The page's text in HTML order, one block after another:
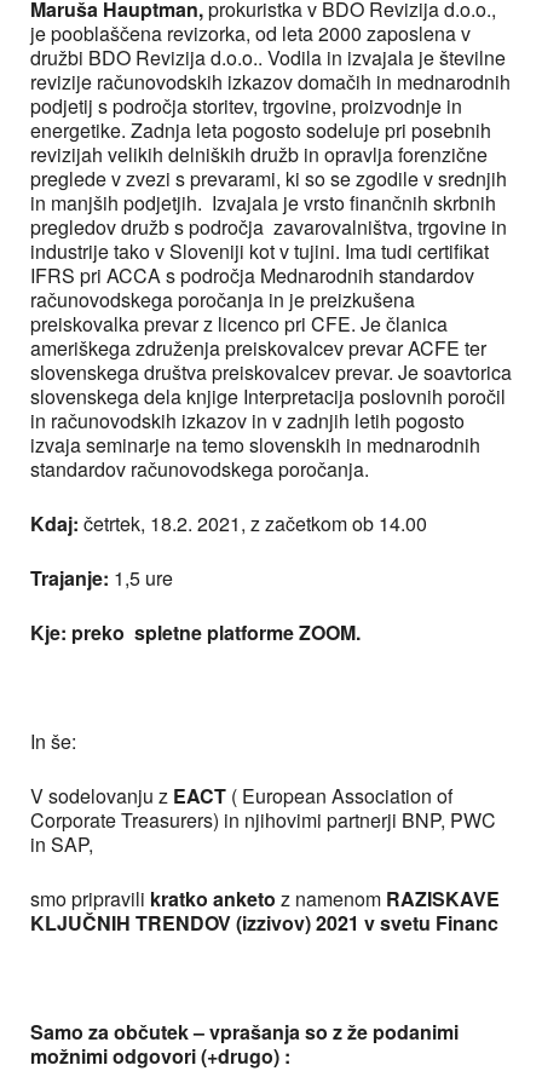
Maruša Hauptman,prokuristka v BDO Revizija d.o.o.,
je pooblaščena revizorka, od leta 2000 zaposlena v
družbi BDO Revizija d.o.o.. Vodila in izvajala je številne
revizije računovodskih izkazov domačih in mednarodnih
podjetij s področja storitev, trgovine, proizvodnje in
energetike. Zadnja leta pogosto sodeluje pri posebnih
revizijah velikih delniških družb in opravlja forenzične
preglede v zvezi s prevarami, ki so se zgodile v srednjih
in manjših podjetjih. Izvajala je vrsto finančnih skrbnih
pregledov družb s področja zavarovalništva, trgovine in
industrije tako v Sloveniji kot v tujini. Ima tudi certifikat
IFRS pri ACCA s področja Mednarodnih standardov
računovodskega poročanja in je preizkušena
preiskovalka prevar z licenco pri CFE. Je članica
ameriškega združenja preiskovalcev prevar ACFE ter
slovenskega društva preiskovalcev prevar. Je soavtorica
slovenskega dela knjige Interpretacija poslovnih poročil
in računovodskih izkazov in v zadnjih letih pogosto
izvaja seminarje na temo slovenskih in mednarodnih
standardov računovodskega poročanja.
Kdaj: četrtek, 18.2. 2021, z začetkom ob 14.00
Trajanje: 1,5 ure
Kje: preko spletne platforme ZOOM.
In še:
V sodelovanju z EACT ( European Association of
Corporate Treasurers) in njihovimi partnerji BNP, PWC
in SAP,
smo pripravili kratko anketo z namenom RAZISKAVE
KLJUČNIH TRENDOV (izzivov) 2021 v svetu Financ
Samo za občutek – vprašanja so z že podanimi
možnimi odgovori (+drugo) :